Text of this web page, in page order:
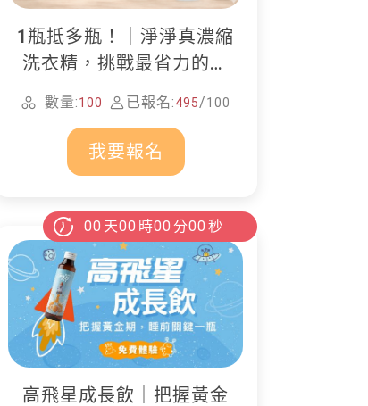
1瓶抵多瓶！｜淨淨真濃縮
洗衣精，挑戰最省力的居
家清潔
數量:100 已報名:495/100
我要報名
00 天00 時00 分00 秒
高飛星成長飲｜把握黃金